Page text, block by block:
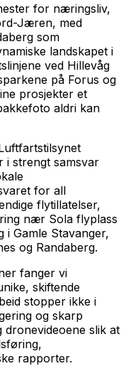
for næringsliv,
Jæren, med
som
landskapet i
ved Hillevåg
på Forus og
prosjekter et
aldri kan
strengt samsvar
for all
flytillatelser,
nær Sola flyplass
i Gamle Stavanger,
og Randaberg.
fanger vi
skiftende
stopper ikke i
og skarp
slik at
rapporter.